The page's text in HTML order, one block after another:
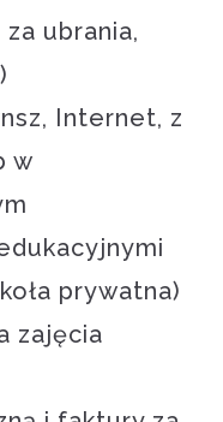
ubrania,
Internet, z
w
prywatna)
zajęcia